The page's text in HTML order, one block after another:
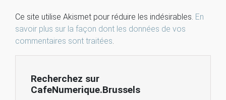
Ce site utilise Akismet pour réduire les indésirables. En
savoir plus sur la façon dont les données de vos
commentaires sont traitées
Recherchez sur
CafeNumerique.Brussels